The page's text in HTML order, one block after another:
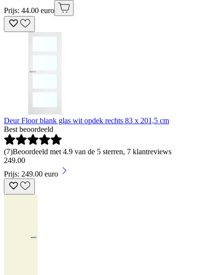
Prijs: 44.00 euro
Deur Floor blank glas wit opdek rechts 83 x 201,5 cm
Best beoordeeld
(7)Beoordeeld met 4.9 van de 5 sterren, 7 klantreviews
249.00
Prijs: 249.00 euro